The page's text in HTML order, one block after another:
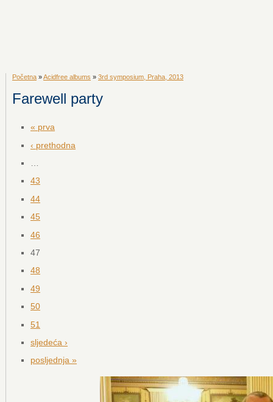
Početna »Acidfree albums » 3rd symposium, Praha, 2013
Farewell party
« prva
‹ prethodna
43
44
45
46
47
48
49
50
51
sljedeća ›
posljednja »